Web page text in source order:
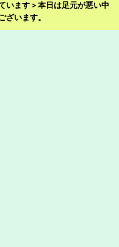
います＞本日は足元が悪い中
ざいます。